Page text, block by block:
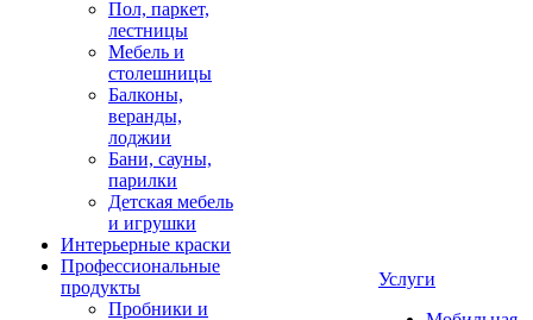
Пол, паркет,
лестницы
Мебель и
столешницы
Балконы,
веранды,
лоджии
Бани, сауны,
парилки
Детская мебель
и игрушки
Интерьерные краски
Профессиональные
продукты
Пробники и
Услуги